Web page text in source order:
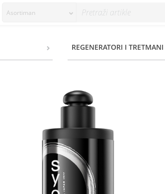
Asortiman
REGENERATORI I TRETMANI